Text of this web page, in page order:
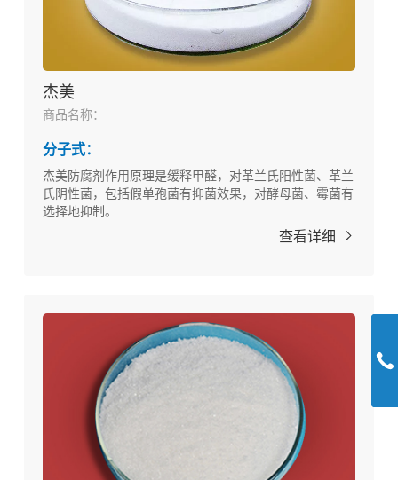
杰美
商品名称：
分子式：
杰美防腐剂作用原理是缓释甲醛，对革兰氏阳性菌、革兰
氏阴性菌，包括假单孢菌有抑菌效果，对酵母菌、霉菌有
选择地抑制。
查看详细